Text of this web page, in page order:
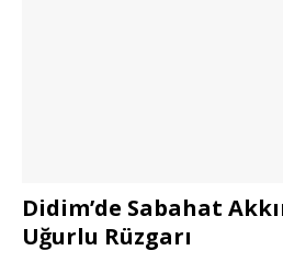
Didim’de Sabahat
Uğurlu Rüzgarı